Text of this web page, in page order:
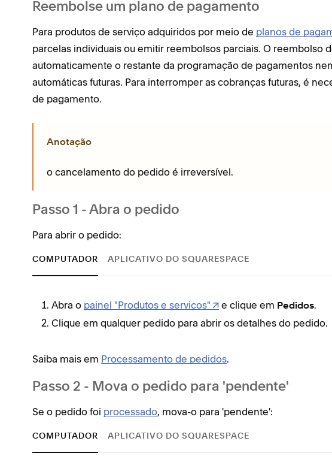
Reembolse um plano de pagamento
Para produtos de serviço adquiridos por meio de planos de
parcelas individuais ou emitir reembolsos parciais. O reembolso
automaticamente o restante da programação de pagamentos
automáticas futuras. Para interromper as cobranças futuras, é
de pagamento.
Anotação
o cancelamento do pedido é irreversível.
Passo 1 - Abra o pedido
Para abrir o pedido:
COMPUTADOR APLICATIVO DO SQUARESPACE
Abra o painel "Produtos e serviços" e clique em Pedidos.
Clique em qualquer pedido para abrir os detalhes do pedido.
Saiba mais em Processamento de pedidos.
Passo 2 - Mova o pedido para 'pendente'
Se o pedido foi processado, mova-o para 'pendente':
COMPUTADOR APLICATIVO DO SQUARESPACE